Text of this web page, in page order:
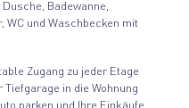
Badewanne,
und Waschbecken mit
Zugang zu jeder Etage
in die Wohnung